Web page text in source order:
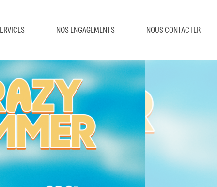
NOS ENGAGEMENTS NOUS CONTACTER